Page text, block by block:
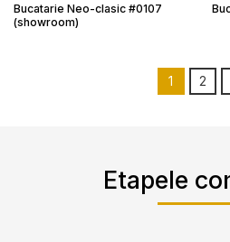
Bucatarie Neo-clasic #0107
(showroom)
1 2
Etapele